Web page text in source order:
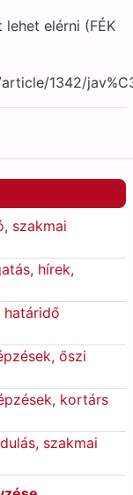
elérni (FÉK
1342/
szakmai
hírek,
határidő
őszi
kortárs
szakmai